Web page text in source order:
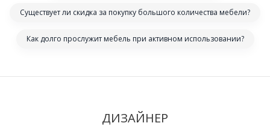
Существует ли скидка за покупку большого количества мебели?
Как долго прослужит мебель при активном использовании?
ДИЗАЙНЕР